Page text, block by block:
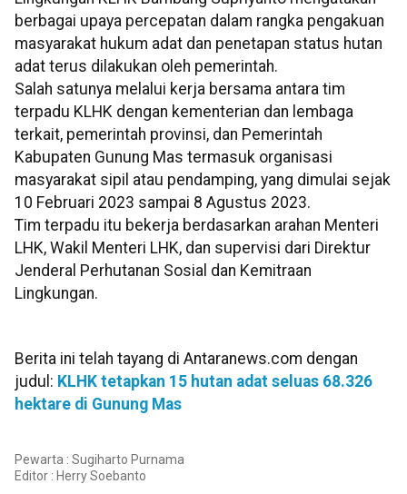
berbagai upaya percepatan dalam rangka pengakuan
masyarakat hukum adat dan penetapan status hutan
adat terus dilakukan oleh pemerintah.
Salah satunya melalui kerja bersama antara tim
terpadu KLHK dengan kementerian dan lembaga
terkait, pemerintah provinsi, dan Pemerintah
Kabupaten Gunung Mas termasuk organisasi
masyarakat sipil atau pendamping, yang dimulai sejak
10 Februari 2023 sampai 8 Agustus 2023.
Tim terpadu itu bekerja berdasarkan arahan Menteri
LHK, Wakil Menteri LHK, dan supervisi dari Direktur
Jenderal Perhutanan Sosial dan Kemitraan
Lingkungan.
Berita ini telah tayang di Antaranews.com dengan
judul: KLHK tetapkan 15 hutan adat seluas 68.326
hektare di Gunung Mas
Pewarta : Sugiharto Purnama
Editor : Herry Soebanto